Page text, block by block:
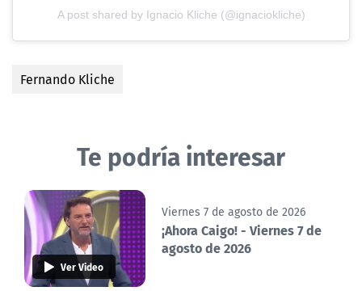
A post shared by Ignacio Kliche (@ignaciokliche)
Fernando Kliche
Te podría interesar
Ver Video
Viernes 7 de agosto de 2026
¡Ahora Caigo! - Viernes 7 de
agosto de 2026